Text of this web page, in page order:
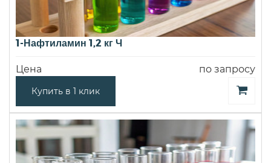
1-Нафтиламин 1,2 кг Ч
Цена по запросу
Купить в 1 клик